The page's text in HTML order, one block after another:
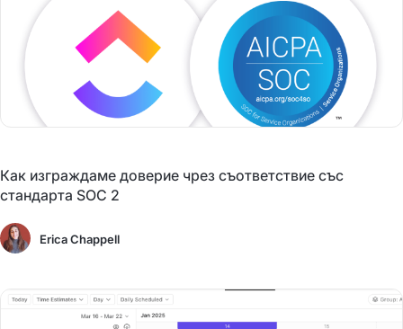
Как изграждаме доверие чрез съответствие със
стандарта SOC 2
Erica Chappell